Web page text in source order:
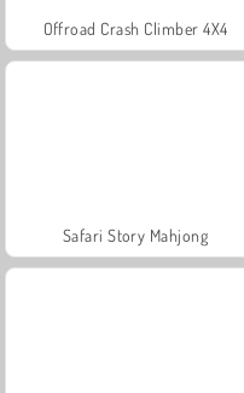
Offroad Crash Climber 4X4
Safari Story Mahjong